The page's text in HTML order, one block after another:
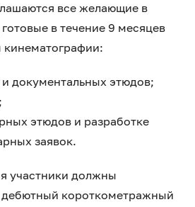
все желающие в
готовые в течение 9 месяцев
кинематографии:
документальных этюдов;
этюдов и разработке
заявок.
участники должны
дебютный короткометражный